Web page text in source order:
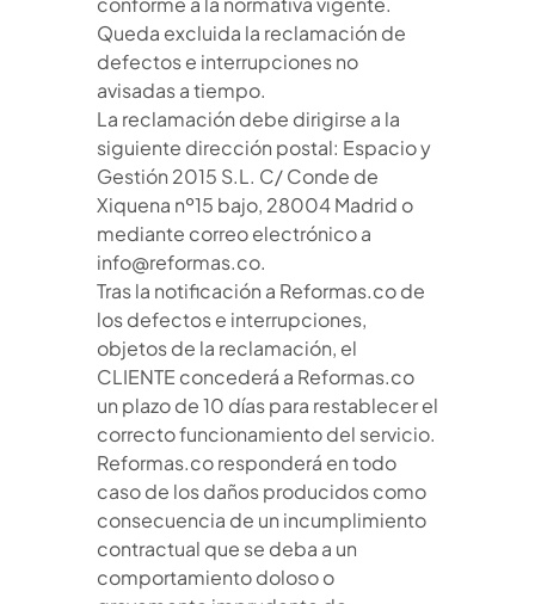
Queda excluida la reclamación de
defectos e interrupciones no
avisadas a tiempo.
La reclamación debe dirigirse a la
siguiente dirección postal: Espacio y
Gestión 2015 S.L. C/ Conde de
Xiquena nº15 bajo, 28004 Madrid o
mediante correo electrónico a
info@reformas.co.
Tras la notificación a Reformas.co de
los defectos e interrupciones,
objetos de la reclamación, el
CLIENTE concederá a Reformas.co
un plazo de 10 días para restablecer el
correcto funcionamiento del servicio.
Reformas.co responderá en todo
caso de los daños producidos como
consecuencia de un incumplimiento
contractual que se deba a un
comportamiento doloso o